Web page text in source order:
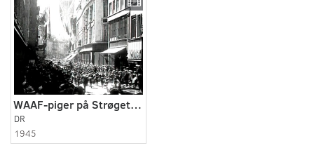
WAAF-piger på Strøget og RAF-udstilling
DR
1945